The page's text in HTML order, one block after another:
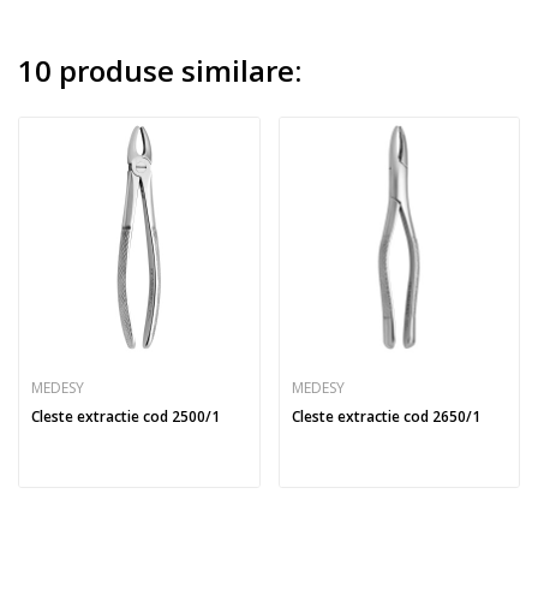
10 produse similare:
MEDESY
Cleste extractie cod 2500/1
MEDESY
Cleste extractie cod 2650/1